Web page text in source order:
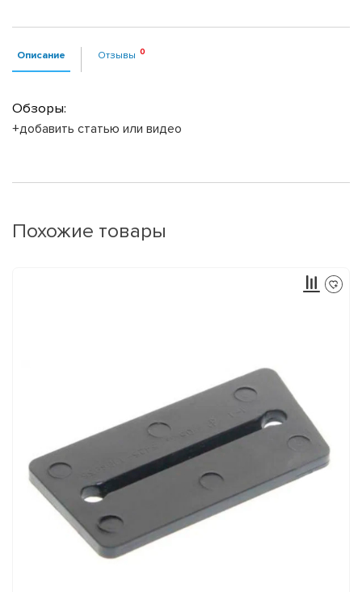
Описание Отзывы
Обзоры:
+добавить статью или видео
Похожие товары